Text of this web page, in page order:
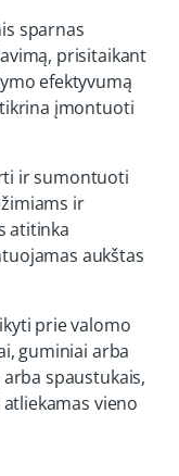
sparnas
prisitaikant
efektyvumą
įmontuoti
ir sumontuoti
ir
atitinka
aukštas
prie valomo
guminiai arba
spaustukais,
vieno